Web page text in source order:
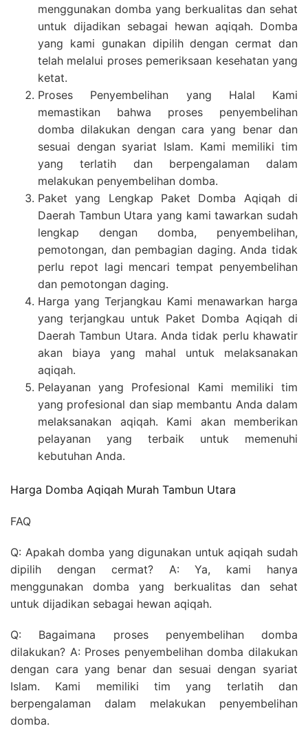
menggunakan domba yang berkualitas dan sehat
untuk dijadikan sebagai hewan aqiqah. Domba
yang kami gunakan dipilih dengan cermat dan
telah melalui proses pemeriksaan kesehatan yang
ketat.
Proses Penyembelihan yang Halal Kami
memastikan bahwa proses penyembelihan
domba dilakukan dengan cara yang benar dan
sesuai dengan syariat Islam. Kami memiliki tim
yang terlatih dan berpengalaman dalam
melakukan penyembelihan domba.
Paket yang Lengkap Paket Domba Aqiqah di
Daerah Tambun Utara yang kami tawarkan sudah
lengkap dengan domba, penyembelihan,
pemotongan, dan pembagian daging. Anda tidak
perlu repot lagi mencari tempat penyembelihan
dan pemotongan daging.
Harga yang Terjangkau Kami menawarkan harga
yang terjangkau untuk Paket Domba Aqiqah di
Daerah Tambun Utara. Anda tidak perlu khawatir
akan biaya yang mahal untuk melaksanakan
aqiqah.
Pelayanan yang Profesional Kami memiliki tim
yang profesional dan siap membantu Anda dalam
melaksanakan aqiqah. Kami akan memberikan
pelayanan yang terbaik untuk memenuhi
kebutuhan Anda.
Harga Domba Aqiqah Murah Tambun Utara
FAQ
Q: Apakah domba yang digunakan untuk aqiqah sudah
dipilih dengan cermat? A: Ya, kami hanya
menggunakan domba yang berkualitas dan sehat
untuk dijadikan sebagai hewan aqiqah.
Q: Bagaimana proses penyembelihan domba
dilakukan? A: Proses penyembelihan domba dilakukan
dengan cara yang benar dan sesuai dengan syariat
Islam. Kami memiliki tim yang terlatih dan
berpengalaman dalam melakukan penyembelihan
domba.